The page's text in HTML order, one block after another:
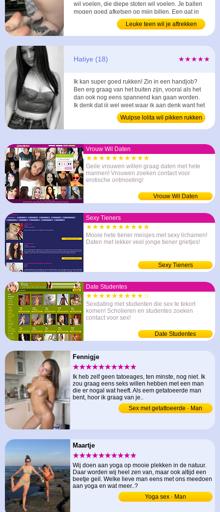
wil voelen, die diepe stoten wil voelen. Je ballen
mogen goed afketsen op mijn billen. Een gat in
de lucht zal ik springen als dit eindelijk gaat
Leuke teen wil je aftrekken
★★★★★
Hatiye (18)
Ik kan super goed rukken! Zin in een handjob?
Ben erg graag van het buiten zijn, vooral als het
dan ook nog eens spannend kan gaan worden.
Ik denk dat jij wel weet waar ik aan denk want het
zou eerder een pik lik zijn dan een picknick. ...
Wulpse lolita wil pikken rukken
Vrouw Wil Daten
★★★★★★★★★★
Geile vrouwen willen graag daten met hete
mannen! Vrouwen zoeken contact voor
erotische ontmoeting!
Vrouw Wil Daten
Sexy Tieners
★★★★★★★★★★
Mooie hete tiener meisjes met sexy lichamen!
Daten met lekker veel jonge tiener grietjes!
Sexy Tieners
Date Studentes
★★★★★★★★★☆
Sexdating met studenten die sex te tekort
komen! Scholieren en studentes zoeken
contact voor sex!
Date Studentes
Fennigje
★★★★★★★★★★
Ik heb zelf geen tatoeages, ten minste, nog niet. Ik
zou graag eens seks willen hebben met een man
die er nogal wat heeft. Als eem getatoeerde man
bent, hoor ik graag van je..
Sex met getattoeerde · Man
Maartje
★★★★★★★★★★
Wij doen aan yoga op mooie plekken in de natuur.
Daar worden wij heel zen van, maar ook altijd een
beetje geil. Welke lieve man eens met ons meedoen
aan yoga en wat meer..?
Yoga sex · Man